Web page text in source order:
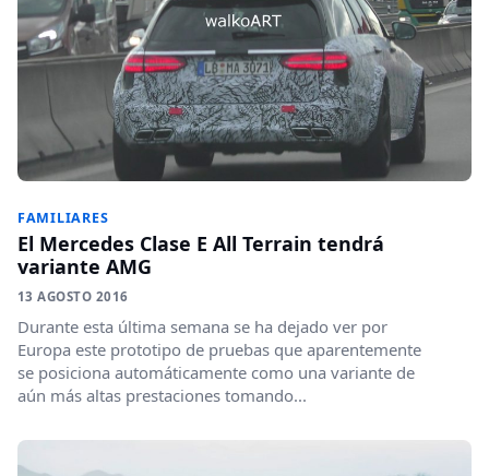
FAMILIARES
El Mercedes Clase E All Terrain tendrá
variante AMG
13 AGOSTO 2016
Durante esta última semana se ha dejado ver por
Europa este prototipo de pruebas que aparentemente
se posiciona automáticamente como una variante de
aún más altas prestaciones tomando...